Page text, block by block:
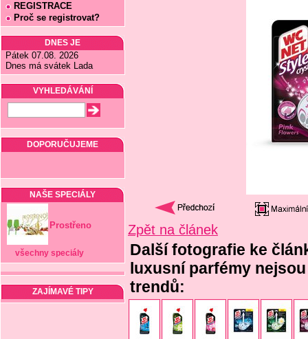
REGISTRACE
Proč se registrovat?
DNES JE
Pátek 07.08. 2026
Dnes má svátek Lada
VYHLEDÁVÁNÍ
DOPORUČUJEME
NAŠE SPECIÁLY
Prostřeno
všechny speciály
ZAJÍMAVÉ TIPY
Zpět na článek
Další fotografie ke
luxusní parfémy
trendů: